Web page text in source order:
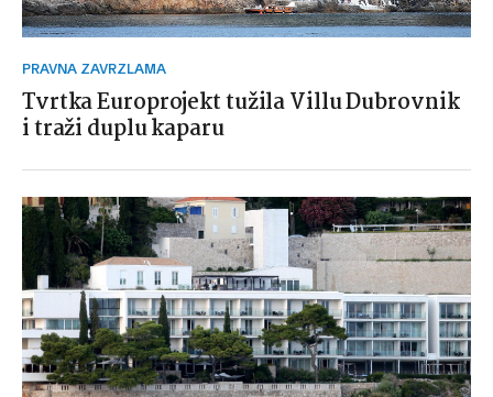
PRAVNA ZAVRZLAMA
Tvrtka Europrojekt tužila Villu Dubrovnik
i traži duplu kaparu